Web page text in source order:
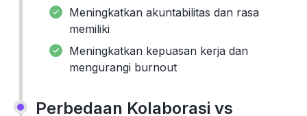
Meningkatkan akuntabilitas dan rasa
memiliki
Meningkatkan kepuasan kerja dan
mengurangi burnout
Perbedaan Kolaborasi vs